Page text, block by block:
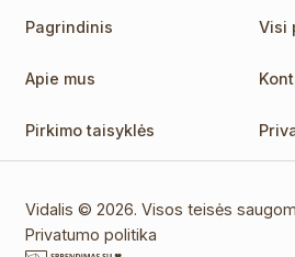
Pagrindinis Visi
Apie mus
Pirkimo taisyklės
Vidalis © 2026. Visos teisės
Privatumo politika